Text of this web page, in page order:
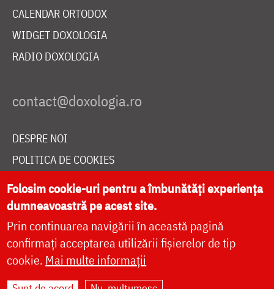
CALENDAR ORTODOX
WIDGET DOXOLOGIA
RADIO DOXOLOGIA
DESPRE NOI
POLITICA DE COOKIES
DONEAZĂ ONLINE PENTRU CATEDRALA NAȚIONALĂ
LIVE
Folosim cookie-uri pentru a îmbunătăți experiența
dumneavoastră pe acest site.
Prin continuarea navigării în această pagină
confirmați acceptarea utilizării fișierelor de tip
cookie. Mai multe informații